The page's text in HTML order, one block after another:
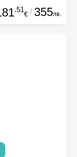
.51
€ / 355лв.